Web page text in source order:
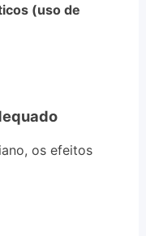
(uso de
os efeitos